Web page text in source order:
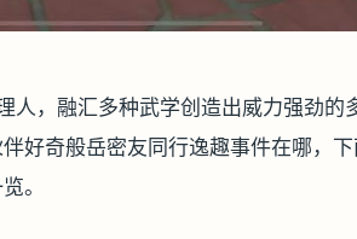
人，融汇多种武学创造出威力强劲的
好奇般岳密友同行逸趣事件在哪，
。